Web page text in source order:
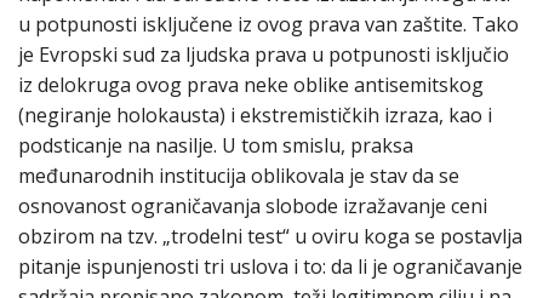
u potpunosti isključene iz ovog prava van zaštite. Tako
je Evropski sud za ljudska prava u potpunosti isključio
iz delokruga ovog prava neke oblike antisemitskog
(negiranje holokausta) i ekstremističkih izraza, kao i
podsticanje na nasilje. U tom smislu, praksa
međunarodnih institucija oblikovala je stav da se
osnovanost ograničavanja slobode izražavanje ceni
obzirom na tzv. „trodelni test“ u oviru koga se postavlja
pitanje ispunjenosti tri uslova i to: da li je ograničavanje